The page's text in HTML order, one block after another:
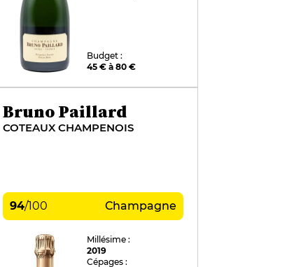
Budget :
45 € à 80 €
Bruno Paillard
COTEAUX CHAMPENOIS
94/100 Champagne
Millésime :
2019
Cépages :